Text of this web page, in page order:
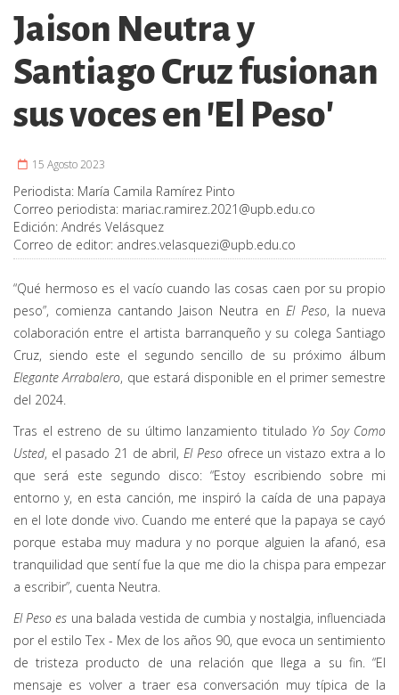
Jaison Neutra y
Santiago Cruz fusionan
sus voces en 'El Peso'
15 Agosto 2023
Periodista: María Camila Ramírez Pinto
Correo periodista: mariac.ramirez.2021@upb.edu.co
Edición: Andrés Velásquez
Correo de editor: andres.velasquezi@upb.edu.co
“Qué hermoso es el vacío cuando las cosas caen por su propio
peso”, comienza cantando Jaison Neutra en El Peso, la nueva
colaboración entre el artista barranqueño y su colega Santiago
Cruz, siendo este el segundo sencillo de su próximo álbum
Elegante Arrabalero, que estará disponible en el primer semestre
del 2024.
Tras el estreno de su último lanzamiento titulado Yo Soy Como
Usted, el pasado 21 de abril,El Peso ofrece un vistazo extra a lo
que será este segundo disco: “Estoy escribiendo sobre mi
entorno y, en esta canción, me inspiró la caída de una papaya
en el lote donde vivo. Cuando me enteré que la papaya se cayó
porque estaba muy madura y no porque alguien la afanó, esa
tranquilidad que sentí fue la que me dio la chispa para empezar
a escribir”, cuenta Neutra.
El Peso es una balada vestida de cumbia y nostalgia, influenciada
por el estilo Tex - Mex de los años 90, que evoca un sentimiento
de tristeza producto de una relación que llega a su fin. “El
mensaje es volver a traer esa conversación muy típica de la